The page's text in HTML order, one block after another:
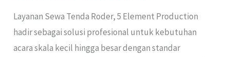
Layanan Sewa Tenda Roder, 5 Element Production
hadir sebagai solusi profesional untuk kebutuhan
acara skala kecil hingga besar dengan standar